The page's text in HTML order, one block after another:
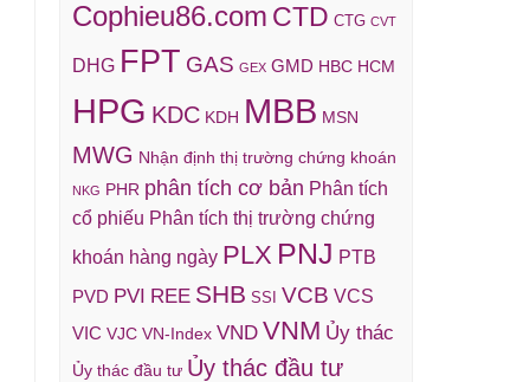
Cophieu86.com CTD CTG CVT
DHG FPT GAS GEX GMD HBC HCM
HPG KDC KDH MBB MSN
MWG Nhận định thị trường chứng khoán
NKG PHR phân tích cơ bản Phân tích
cổ phiếu Phân tích thị trường chứng
khoán hàng ngày PLX PNJ PTB
PVD PVI REE SHB SSI VCB VCS
VIC VJC VN-Index VND VNM Ủy thác
Ủy thác đầu tư Ủy thác đầu tư